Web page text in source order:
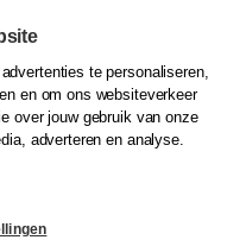
te personaliseren,
en om ons websiteverkeer
over jouw gebruik van onze
adverteren en analyse.